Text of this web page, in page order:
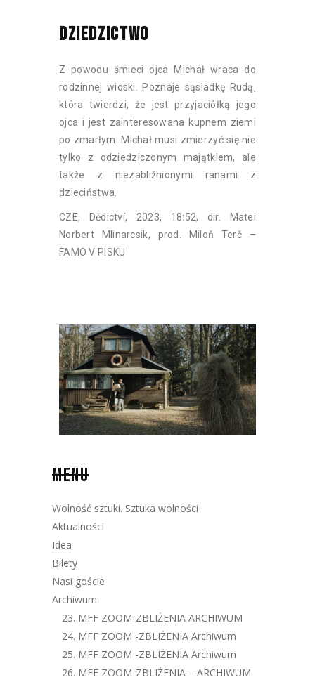
DZIEDZICTWO
Z powodu śmieci ojca Michał wraca do
rodzinnej wioski. Poznaje sąsiadkę Rudą,
która twierdzi, że jest przyjaciółką jego
ojca i jest zainteresowana kupnem ziemi
po zmarłym. Michał musi zmierzyć się nie
tylko z odziedziczonym majątkiem, ale
także z niezabliźnionymi ranami z
dzieciństwa.
CZE, Dědictví, 2023, 18:52, dir. Matei
Norbert Mlinarcsik, prod. Miloň Terč –
FAMO V PISKU
MENU
Wolność sztuki. Sztuka wolności
Aktualności
Idea
Bilety
Nasi goście
Archiwum
23. MFF ZOOM-ZBLIŻENIA ARCHIWUM
24. MFF ZOOM -ZBLIŻENIA Archiwum
25. MFF ZOOM -ZBLIŻENIA Archiwum
26. MFF ZOOM-ZBLIŻENIA – ARCHIWUM